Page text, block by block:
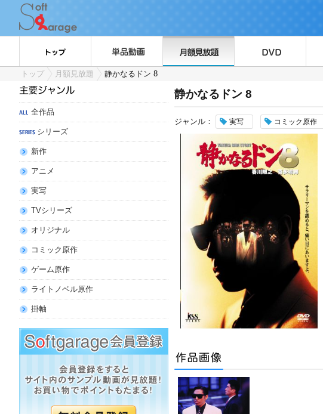
トップ 月額見放題 静かなるドン 8
全作品
シリーズ
新作
アニメ
実写
TVシリーズ
オリジナル
コミック原作
ゲーム原作
ライトノベル原作
掛軸
静かなるドン 8
ジャンル： 実写 コミック原作